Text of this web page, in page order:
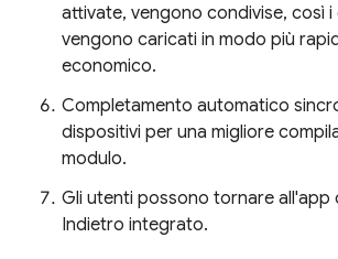
attivate, vengono condivise, così
vengono caricati in modo più
economico.
Completamento automatico
dispositivi per una migliore
modulo.
Gli utenti possono tornare all'app
Indietro integrato.